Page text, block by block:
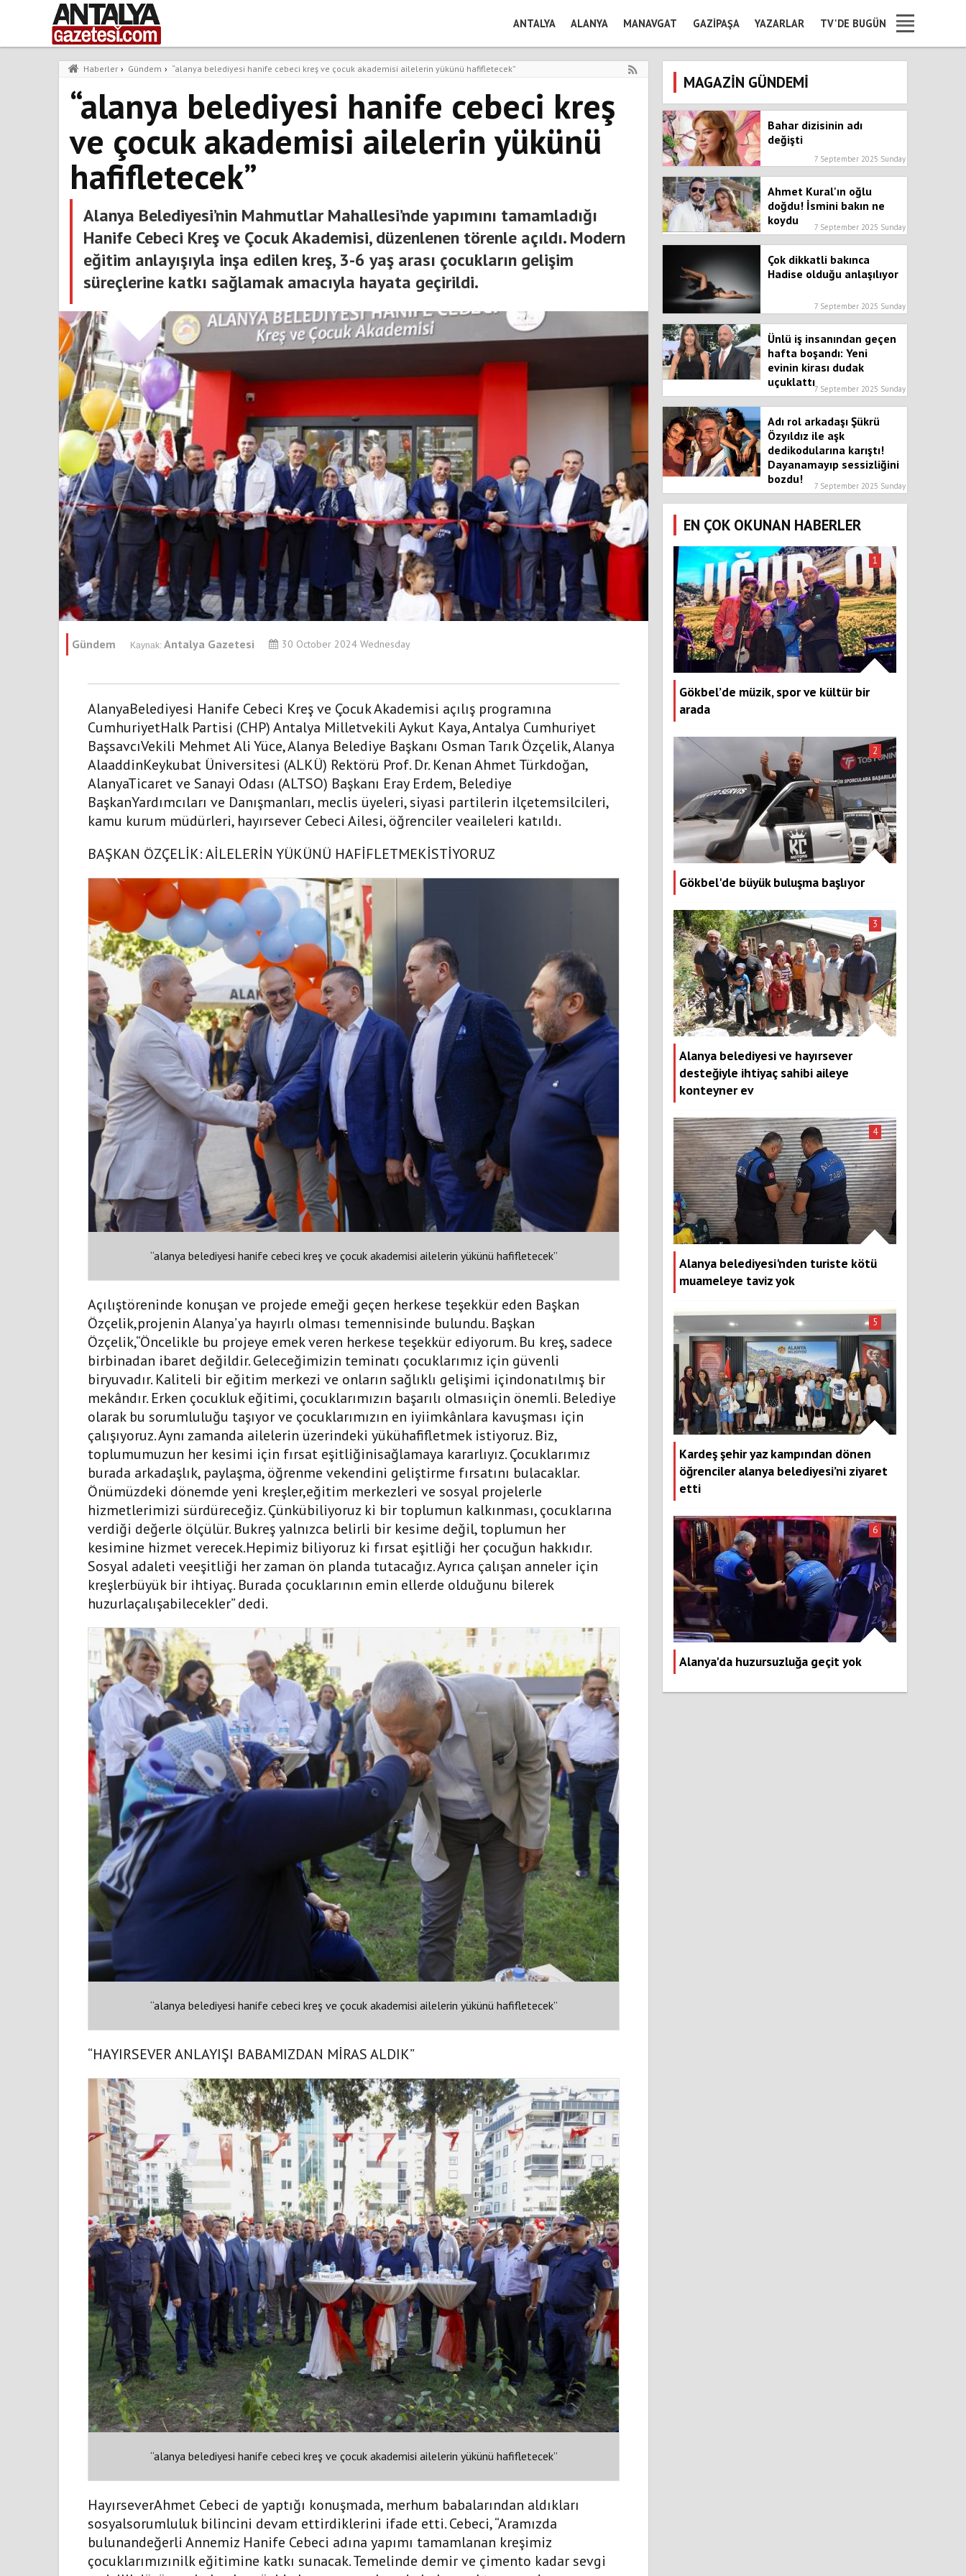
ANTALYA ALANYA MANAVGAT GAZIPAŞA YAZARLAR TV'DE BUGÜN
Haberler › Gündem › “alanya belediyesi hanife cebeci kreş ve çocuk akademisi ailelerin yükünü hafifletecek”
“alanya belediyesi hanife cebeci kreş
ve çocuk akademisi ailelerin yükünü
hafifletecek”
Alanya Belediyesi’nin Mahmutlar Mahallesi’nde yapımını tamamladığı
Hanife Cebeci Kreş ve Çocuk Akademisi, düzenlenen törenle açıldı. Modern
eğitim anlayışıyla inşa edilen kreş, 3-6 yaş arası çocukların gelişim
süreçlerine katkı sağlamak amacıyla hayata geçirildi.
Gündem Antalya Gazetesi 30 October 2024 Wednesday
AlanyaBelediyesi Hanife Cebeci Kreş ve Çocuk Akademisi açılış programına
CumhuriyetHalk Partisi (CHP) Antalya Milletvekili Aykut Kaya, Antalya Cumhuriyet
BaşsavcıVekili Mehmet Ali Yüce, Alanya Belediye Başkanı Osman Tarık Özçelik, Alanya
AlaaddinKeykubat Üniversitesi (ALKÜ) Rektörü Prof. Dr. Kenan Ahmet Türkdoğan,
AlanyaTicaret ve Sanayi Odası (ALTSO) Başkanı Eray Erdem, Belediye
BaşkanYardımcıları ve Danışmanları, meclis üyeleri, siyasi partilerin ilçetemsilcileri,
kamu kurum müdürleri, hayırsever Cebeci Ailesi, öğrenciler veaileleri katıldı.
BAŞKAN ÖZÇELİK: AİLELERİN YÜKÜNÜ HAFİFLETMEKİSTİYORUZ
“alanya belediyesi hanife cebeci kreş ve çocuk akademisi ailelerin yükünü hafifletecek”
Açılıştöreninde konuşan ve projede emeği geçen herkese teşekkür eden Başkan
Özçelik,projenin Alanya’ya hayırlı olması temennisinde bulundu. Başkan
Özçelik,“Öncelikle bu projeye emek veren herkese teşekkür ediyorum. Bu kreş, sadece
birbinadan ibaret değildir. Geleceğimizin teminatı çocuklarımız için güvenli
biryuvadır. Kaliteli bir eğitim merkezi ve onların sağlıklı gelişimi içindonatılmış bir
mekândır. Erken çocukluk eğitimi, çocuklarımızın başarılı olmasıiçin önemli. Belediye
olarak bu sorumluluğu taşıyor ve çocuklarımızın en iyiimkânlara kavuşması için
çalışıyoruz. Aynı zamanda ailelerin üzerindeki yükühafifletmek istiyoruz. Biz,
toplumumuzun her kesimi için fırsat eşitliğinisağlamaya kararlıyız. Çocuklarımız
burada arkadaşlık, paylaşma, öğrenme vekendini geliştirme fırsatını bulacaklar.
Önümüzdeki dönemde yeni kreşler,eğitim merkezleri ve sosyal projelerle
hizmetlerimizi sürdüreceğiz. Çünkübiliyoruz ki bir toplumun kalkınması, çocuklarına
verdiği değerle ölçülür. Bukreş yalnızca belirli bir kesime değil, toplumun her
kesimine hizmet verecek.Hepimiz biliyoruz ki fırsat eşitliği her çocuğun hakkıdır.
Sosyal adaleti veeşitliği her zaman ön planda tutacağız. Ayrıca çalışan anneler için
kreşlerbüyük bir ihtiyaç. Burada çocuklarının emin ellerde olduğunu bilerek
huzurlaçalışabilecekler” dedi.
“alanya belediyesi hanife cebeci kreş ve çocuk akademisi ailelerin yükünü hafifletecek”
“HAYIRSEVER ANLAYIŞI BABAMIZDAN MİRAS ALDIK”
“alanya belediyesi hanife cebeci kreş ve çocuk akademisi ailelerin yükünü hafifletecek”
HayırseverAhmet Cebeci de yaptığı konuşmada, merhum babalarından aldıkları
sosyalsorumluluk bilincini devam ettirdiklerini ifade etti. Cebeci, “Aramızda
bulunandeğerli Annemiz Hanife Cebeci adına yapımı tamamlanan kreşimiz
çocuklarımızınilk eğitimine katkı sunacak. Temelinde demir ve çimento kadar sevgi
MAGAZİN GÜNDEMİ
Bahar dizisinin adı
değişti
7 September 2025 Sunday
Ahmet Kural'ın oğlu
doğdu! İsmini bakın ne
koydu
7 September 2025 Sunday
Çok dikkatli bakınca
Hadise olduğu anlaşılıyor
7 September 2025 Sunday
Ünlü iş insanından geçen
hafta boşandı: Yeni
evinin kirası dudak
uçuklattı7 September 2025 Sunday
Adı rol arkadaşı Şükrü
Özyıldız ile aşk
dedikodularına karıştı!
Dayanamayıp sessizliğini
bozdu!
7 September 2025 Sunday
EN ÇOK OKUNAN HABERLER
Gökbel’de müzik, spor ve kültür bir
arada
1
Gökbel'de büyük buluşma başlıyor
2
Alanya belediyesi ve hayırsever
desteğiyle ihtiyaç sahibi aileye
konteyner ev
3
Alanya belediyesi'nden turiste kötü
muameleye taviz yok
4
Kardeş şehir yaz kampından dönen
öğrenciler alanya belediyesi’ni ziyaret
etti
5
Alanya'da huzursuzluğa geçit yok
6